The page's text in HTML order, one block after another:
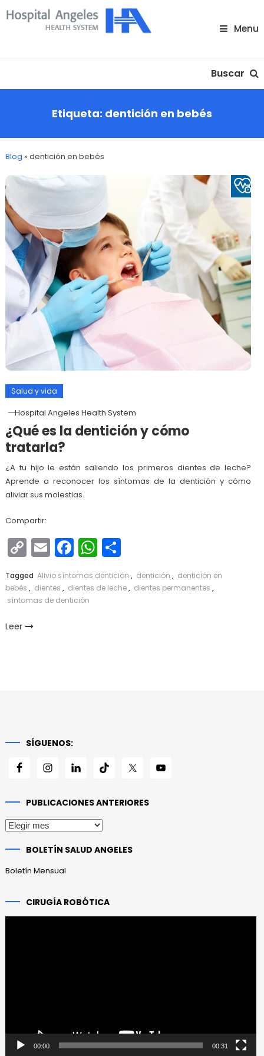
Skip
To
Menu
Buscar
Etiqueta: dentición en bebés
Blog »dentición en bebés
Salud y vida
Hospital Angeles Health System
¿Qué es la dentición y cómo
tratarla?
¿A tu hijo le están saliendo los primeros dientes de leche?
Aprende a reconocer los síntomas de la dentición y cómo
aliviar sus molestias.
Compartir:
Copy
Link
EmailFacebook
WhatsApp
Compartir
Tagged Alivio síntomas dentición , dentición , dentición en
bebés , dientes , dientes de leche, dientes permanentes ,
síntomas de dentición
Leer
SÍGUENOS:
PUBLICACIONES ANTERIORES
Publicaciones
BOLETÍN SALUD ANGELES
Boletín Mensual
CIRUGÍA ROBÓTICA
00:00 00:31